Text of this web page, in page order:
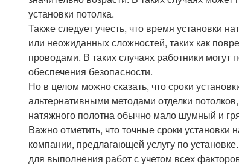
установки потолка.
Также следует учесть, что время установки
или неожиданных сложностей, таких как
проводами. В таких случаях работники
обеспечения безопасности.
Но в целом можно сказать, что сроки
альтернативными методами отделки
натяжного полотна обычно мало шумный и
Важно отметить, что точные сроки установки
компании, предлагающей услугу по
для выполнения работ с учетом всех